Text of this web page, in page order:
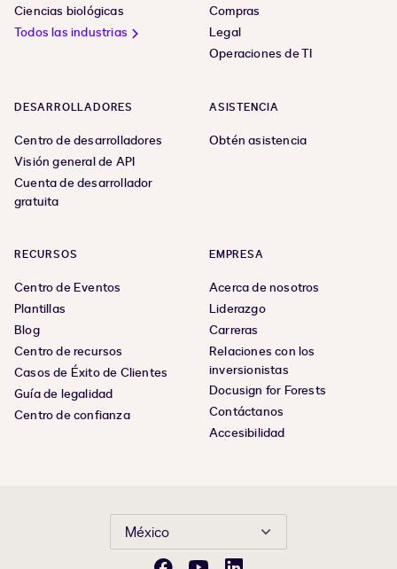
Ciencias biológicas
Todos las industrias
Compras
Legal
Operaciones de TI
DESARROLLADORES
Centro de desarrolladores
Visión general de API
Cuenta de desarrollador
gratuita
ASISTENCIA
Obtén asistencia
RECURSOS
Centro de Eventos
Plantillas
Blog
Centro de recursos
Casos de Éxito de Clientes
Guía de legalidad
Centro de confianza
EMPRESA
Acerca de nosotros
Liderazgo
Carreras
Relaciones con los
inversionistas
Docusign for Forests
Contáctanos
Accesibilidad
México